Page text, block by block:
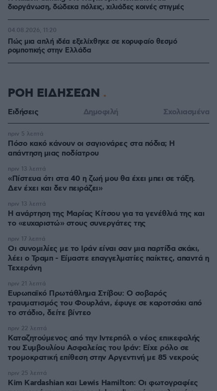
διοργάνωση, δώδεκα πόλεις, χιλιάδες κοινές στιγμές
Πώς μια απλή ιδέα εξελίχθηκε σε κορυφαίο θεσμό
ρομποτικής στην Ελλάδα
04.08.2026, 11:20
ΡΟΗ ΕΙΔΗΣΕΩΝ
Ειδήσεις Δημοφιλή Σχολιασμένα
Πόσο κακό κάνουν οι σαγιονάρες στα πόδια; Η
απάντηση μιας ποδίατρου
πριν 5 λεπτά
«Πίστευα ότι στα 40 η ζωή μου θα έχει μπει σε τάξη.
Δεν έχει και δεν πειράζει»
πριν 13 λεπτά
Η ανάρτηση της Μαρίας Κίτσου για τα γενέθλιά της και
το «ευχαριστώ» στους συνεργάτες της
πριν 13 λεπτά
Οι συνομιλίες με το Ιράν είναι σαν μια παρτίδα σκάκι,
λέει ο Τραμπ - Είμαστε επαγγελματίες παίκτες, απαντά η
Τεχεράνη
πριν 17 λεπτά
Ευρωπαϊκό Πρωτάθλημα Στίβου: Ο σοβαρός
τραυματισμός του Φουρλάνι, έφυγε σε καροτσάκι από
το στάδιο, δείτε βίντεο
πριν 21 λεπτά
Καταζητούμενος από την Ιντερπόλ ο νέος επικεφαλής
του Συμβουλίου Ασφαλείας του Ιράν: Είχε ρόλο σε
τρομοκρατική επίθεση στην Αργεντινή με 85 νεκρούς
πριν 22 λεπτά
Kim Kardashian και Lewis Hamilton: Οι φωτογραφίες
πριν 25 λεπτά